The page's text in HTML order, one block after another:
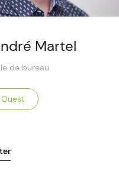
Martel
de bureau